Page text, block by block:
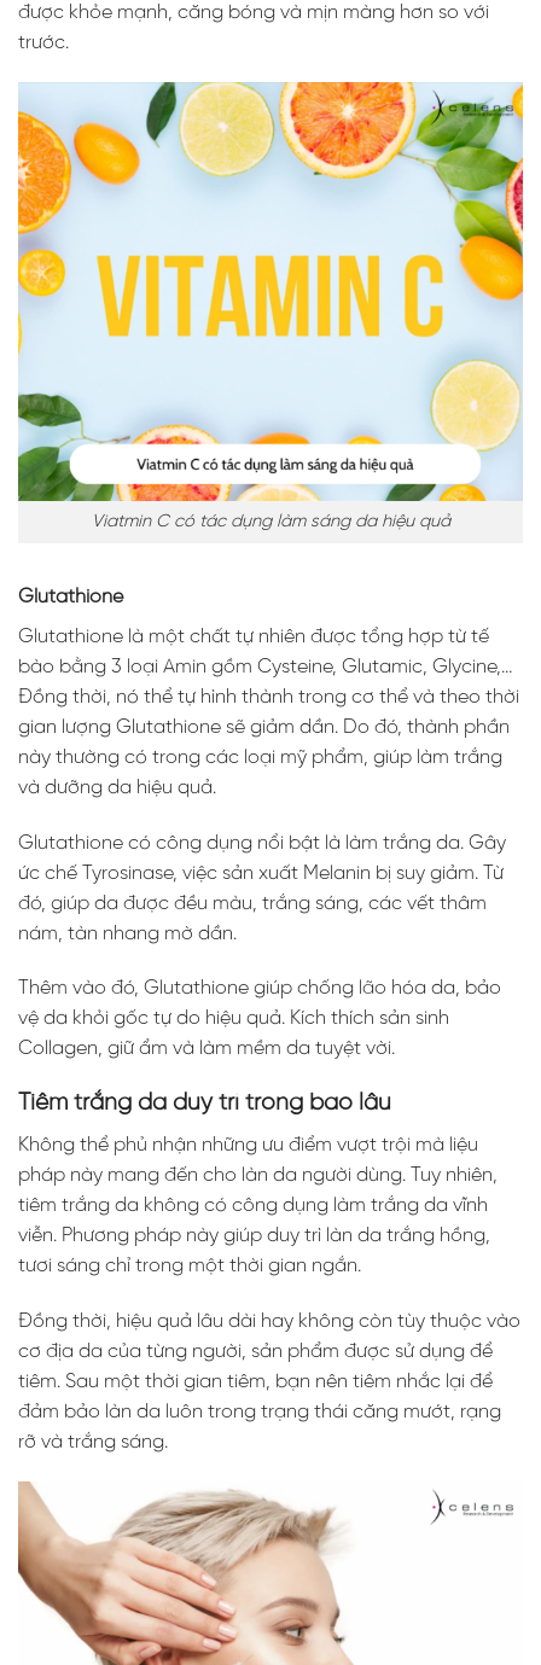
được khỏe mạnh, căng bóng và mịn màng hơn so với
trước.
Viatmin C có tác dụng làm sáng da hiệu quả
Glutathione
Glutathione là một chất tự nhiên được tổng hợp từ tế
bào bằng 3 loại Amin gồm Cysteine, Glutamic, Glycine,…
Đồng thời, nó thể tự hình thành trong cơ thể và theo thời
gian lượng Glutathione sẽ giảm dần. Do đó, thành phần
này thường có trong các loại mỹ phẩm, giúp làm trắng
và dưỡng da hiệu quả.
Glutathione có công dụng nổi bật là làm trắng da. Gây
ức chế Tyrosinase, việc sản xuất Melanin bị suy giảm. Từ
đó, giúp da được đều màu, trắng sáng, các vết thâm
nám, tàn nhang mờ dần.
Thêm vào đó, Glutathione giúp chống lão hóa da, bảo
vệ da khỏi gốc tự do hiệu quả. Kích thích sản sinh
Collagen, giữ ẩm và làm mềm da tuyệt vời.
Tiêm trắng da duy trì trong bao lâu
Không thể phủ nhận những ưu điểm vượt trội mà liệu
pháp này mang đến cho làn da người dùng. Tuy nhiên,
tiêm trắng da không có công dụng làm trắng da vĩnh
viễn. Phương pháp này giúp duy trì làn da trắng hồng,
tươi sáng chỉ trong một thời gian ngắn.
Đồng thời, hiệu quả lâu dài hay không còn tùy thuộc vào
cơ địa da của từng người, sản phẩm được sử dụng để
tiêm. Sau một thời gian tiêm, bạn nên tiêm nhắc lại để
đảm bảo làn da luôn trong trạng thái căng mướt, rạng
rỡ và trắng sáng.